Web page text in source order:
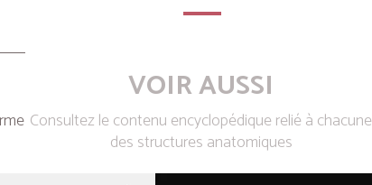
VOIR AUSSI
Consultez le contenu encyclopédique relié à chacune
des structures anatomiques